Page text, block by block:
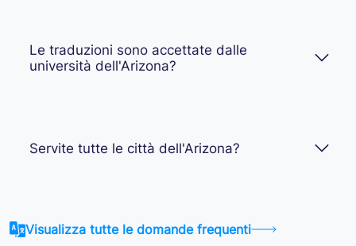
Le traduzioni sono accettate dalle
università dell'Arizona?
Servite tutte le città dell'Arizona?
Visualizza tutte le domande frequenti